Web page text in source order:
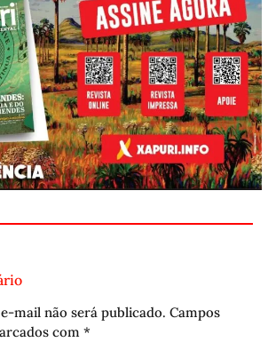
mail não será publicado. Campos
com *